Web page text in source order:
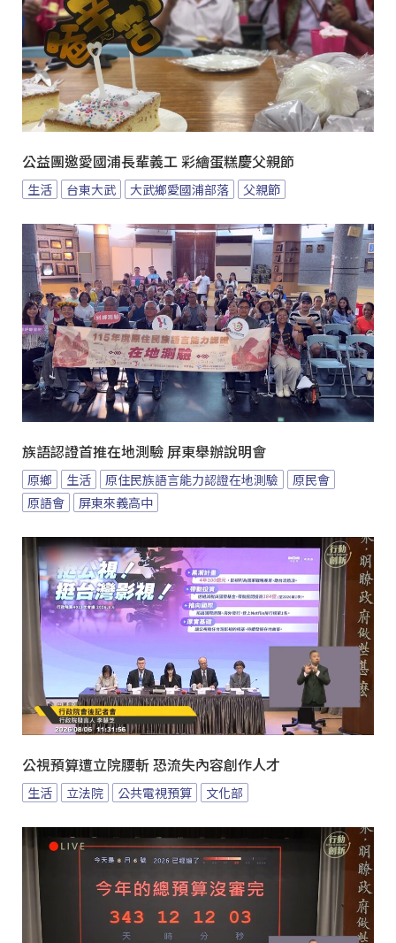
公益團邀愛國浦長輩義工 彩繪蛋糕慶父親節
生活 台東大武 大武鄉愛國浦部落 父親節
族語認證首推在地測驗 屏東舉辦說明會
原鄉 生活 原住民族語言能力認證在地測驗
原民會
原語會
屏東來義高中
公視預算遭立院腰斬 恐流失內容創作人才
生活 立法院 公共電視預算 文化部